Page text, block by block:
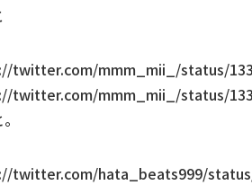
twitter.com/mmm_mii_/status/
twitter.com/mmm_mii_/status/
twitter.com/hata_beats999/status/